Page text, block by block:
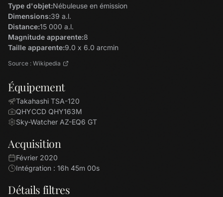
Type d'objet:Nébuleuse en émission
Dimensions:39 a.l.
Distance:15 000 a.l.
Magnitude apparente:8
Taille apparente:9.0 x 6.0 arcmin
Source : Wikipedia
Équipement
Takahashi TSA-120
QHYCCD QHY163M
Sky-Watcher AZ-EQ6 GT
Acquisition
Février 2020
Intégration : 16h 45m 00s
Détails filtres